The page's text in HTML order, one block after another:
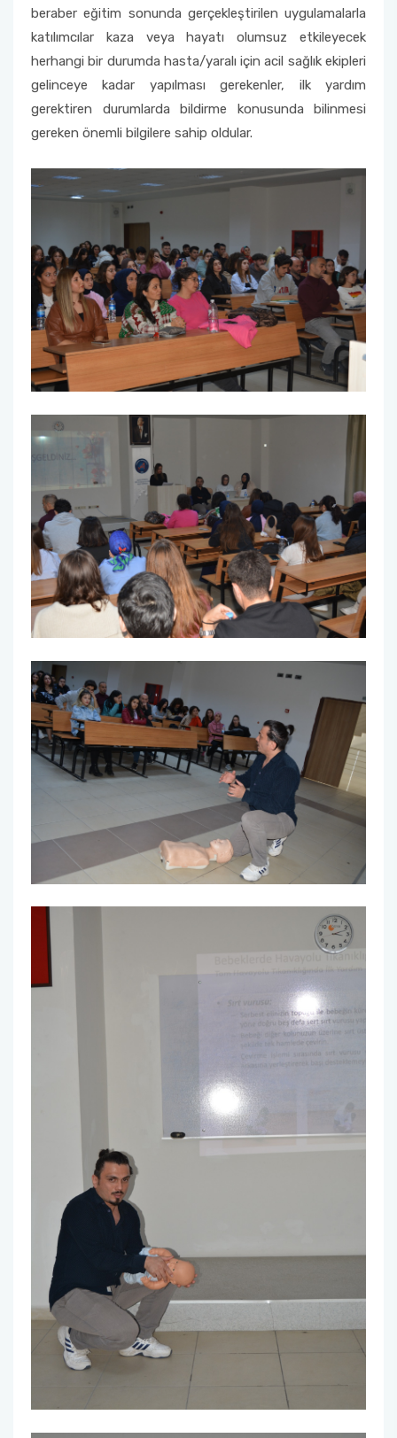
beraber eğitim sonunda gerçekleştirilen uygulamalarla
katılımcılar kaza veya hayatı olumsuz etkileyecek
herhangi bir durumda hasta/yaralı için acil sağlık ekipleri
gelinceye kadar yapılması gerekenler, ilk yardım
gerektiren durumlarda bildirme konusunda bilinmesi
gereken önemli bilgilere sahip oldular.